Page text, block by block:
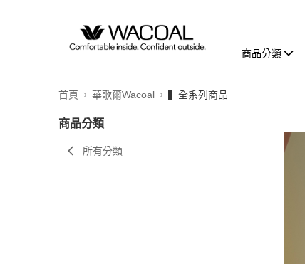
商品分類
首頁 華歌爾Wacoal ▍全系列商品
商品分類
所有分類